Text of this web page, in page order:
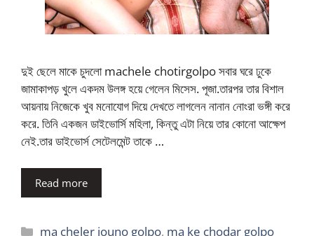
দুই ছেলে মাকে চুদলো machele chotirgolpo সবার ঘরে ঢুকে
জামাকাপড় খুলে একদম উলঙ্গ হয়ে গেলেন মিসেস. পূজা.তারপর তার বিশাল
আয়নায় নিজেকে খুব মনোযোগ দিয়ে দেখতে লাগলেন নানান নোংরা ভঙ্গী করে
করে. তিনি একজন ডাইভোর্সি মহিলা, কিন্তু এটা নিয়ে তার কোনো আক্ষেপ
নেই.তার ডাইভোর্স সেটেলমেন্ট তাকে …
Read more
Categories
ma cheler jouno golpo, ma ke chodar golpo